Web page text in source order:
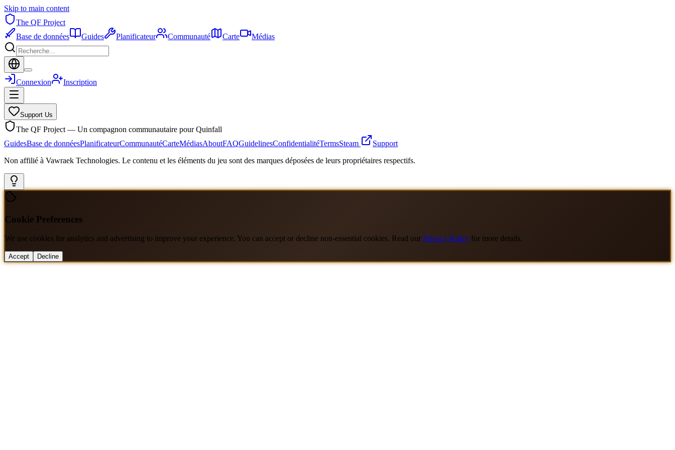
Skip to main content
The QF Project
Base de données
Guides Planificateur Communauté Carte Médias
Connexion Inscription
Support Us
The QF Project — Un compagnon communautaire pour Quinfall
GuidesBase de donnéesPlanificateurCommunautéCarteMédiasAboutFAQGuidelinesConfidentialitéTermsSteam
Support
Non affilié à Vawraek Technologies. Le contenu et les éléments du jeu sont des marques déposées de leurs propriétaires respectifs.
Cookie Preferences
We use cookies for analytics and advertising to improve your experience. You can accept or decline non-essential cookies. Read our Privacy Policy for more details.
Accept Decline